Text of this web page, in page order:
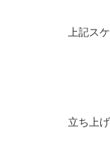
上記ス
立ち上